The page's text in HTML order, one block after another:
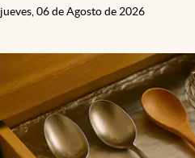
jueves, 06 de Agosto de 2026